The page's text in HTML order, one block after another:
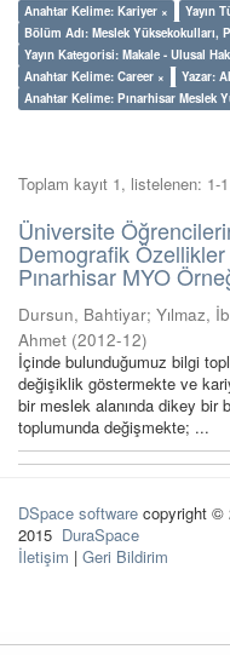
Anahtar Kelime: Kariyer ×
Yayın
Bölüm Adı: Meslek Yüksekokulları,
Yayın Kategorisi: Makale - Ulusal
Anahtar Kelime: Career ×
Yazar:
Anahtar Kelime: Pınarhisar Meslek
Toplam kayıt 1, listelenen: 1-1
Üniversite
Demografik Özellikler
Pınarhisar MYO
Dursun, Bahtiyar; Yılmaz,
Ahmet (2012-12)
İçinde bulunduğumuz bilgi
değişiklik göstermekte ve
bir meslek alanında dikey bir
toplumunda değişmekte; ...
DSpace software copyright ©
2015 DuraSpace
İletişim | Geri Bildirim